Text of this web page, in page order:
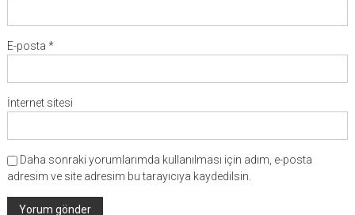
E-posta *
İnternet sitesi
Daha sonraki yorumlarımda kullanılması için adım, e-posta
adresim ve site adresim bu tarayıcıya kaydedilsin.